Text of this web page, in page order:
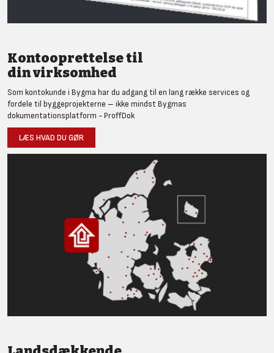
Kontooprettelse til
din virksomhed
Som kontokunde i Bygma har du adgang til en lang række services og
fordele til byggeprojekterne – ikke mindst Bygmas
dokumentationsplatform - ProffDok
LÆS HVAD DU GØR